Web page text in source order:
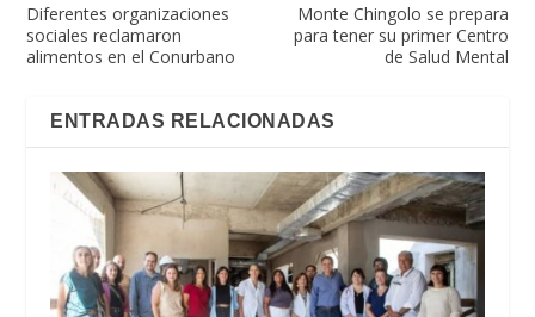
Diferentes organizaciones
sociales reclamaron
alimentos en el Conurbano
Monte Chingolo se prepara
para tener su primer Centro
de Salud Mental
ENTRADAS RELACIONADAS